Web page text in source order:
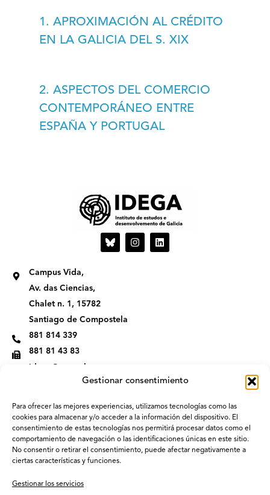
Gestionar consentimiento
Para ofrecer las mejores experiencias, utilizamos tecnologías como las
cookies para almacenar y/o acceder a la información del dispositivo. El
consentimiento de estas tecnologías nos permitirá procesar datos como el
comportamiento de navegación o las identificaciones únicas en este sitio.
No consentir o retirar el consentimiento, puede afectar negativamente a
ciertas características y funciones.
Gestionar los servicios
1. APROXIMACIÓN AL CRÉDITO
EN LA GALICIA DEL S. XIX
2. ASPECTOS DEL COMERCIO
CONTEMPORÁNEO ENTRE
ESPAÑA Y PORTUGAL
I
n
L
i
Campus Vida,
Av. das Ciencias,
Chalet n. 1, 15782
Santiago de Compostela
881 814 339
881 81 43 83
idega@usc.gal